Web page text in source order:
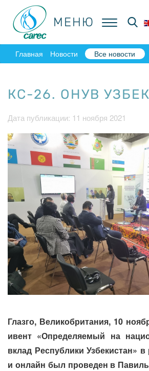
МЕНЮ
МЕНЮ
Главная Новости Все новости
КС-26. ОНУВ
Дата публикации: 11 ноября 2021
Глазго, Великобритания, 10
ивент «Определяемый на
вклад Республики Узбекистан»
и онлайн был проведен в